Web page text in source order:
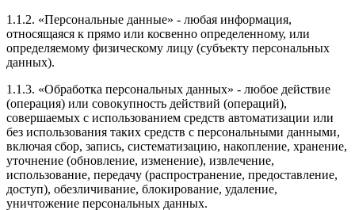
1.1.2. «Персональные данные» - любая информация,
относящаяся к прямо или косвенно определенному, или
определяемому физическому лицу (субъекту персональных
данных).
1.1.3. «Обработка персональных данных» - любое действие
(операция) или совокупность действий (операций),
совершаемых с использованием средств автоматизации или
без использования таких средств с персональными данными,
включая сбор, запись, систематизацию, накопление, хранение,
уточнение (обновление, изменение), извлечение,
использование, передачу (распространение, предоставление,
доступ), обезличивание, блокирование, удаление,
уничтожение персональных данных.